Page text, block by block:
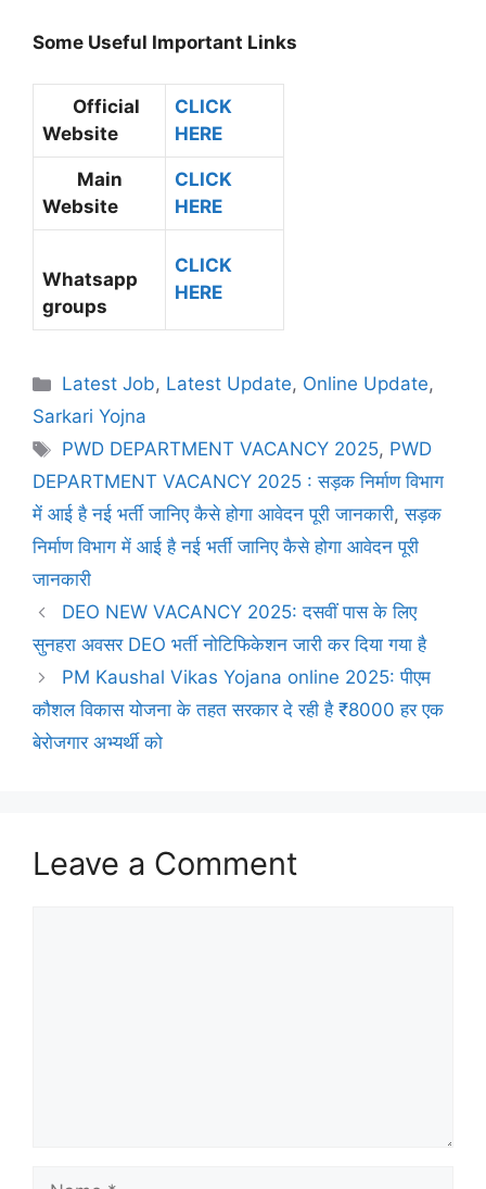
Some Useful Important Links
Official
Website
CLICK
HERE
Main
Website
CLICK
HERE
Whatsapp
groups
CLICK
HERE
Latest Job, Latest Update, Online Update,
Sarkari Yojna
PWD DEPARTMENT VACANCY 2025, PWD
DEPARTMENT VACANCY 2025 : सड़क निर्माण विभाग
में आई है नई भर्ती जानिए कैसे होगा आवेदन पूरी जानकारी,सड़क
निर्माण विभाग में आई है नई भर्ती जानिए कैसे होगा आवेदन पूरी
जानकारी
DEO NEW VACANCY 2025: दसवीं पास के लिए
सुनहरा अवसर DEO भर्ती नोटिफिकेशन जारी कर दिया गया है
PM Kaushal Vikas Yojana online 2025: पीएम
कौशल विकास योजना के तहत सरकार दे रही है ₹8000 हर एक
बेरोजगार अभ्यर्थी को
Leave a Comment